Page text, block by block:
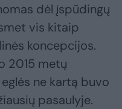
dėl įspūdingų
vis kitaip
koncepcijos.
2015 metų
ne kartą buvo
pasaulyje.